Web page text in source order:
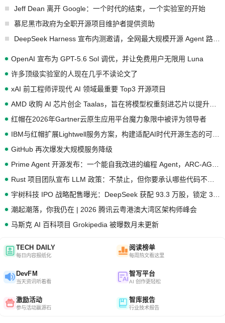
Jeff Dean 离开 Google：一个时代的结束，一个实验室的开始
慕尼黑市政府为全职开源项目维护者提供资助
OpenAI 宣布为 GPT-5.6 Sol 调优，并让免费用户无限用 Luna
许多顶级实验室的人现在几乎不读论文了
xAI 前工程师评现代 AI 领域最重要 Top3 开源项目
红帽在2026年Gartner云原生应用平台魔力象限中被评为领导者
GitHub 再次爆发大规模服务降级
潮起潮落，你我仍在 | 2026 腾讯云粤港澳大湾区架构师峰会
马斯克 AI 百科项目 Grokipedia 被曝数月未更新
TECH DAILY
每日内容报纸化
阅读榜单
每周热文看这里
DevFM
当天资讯听着看
智写平台
AI 创作更轻松
激励活动
参与活动赢源石
智库报告
行业技术报告